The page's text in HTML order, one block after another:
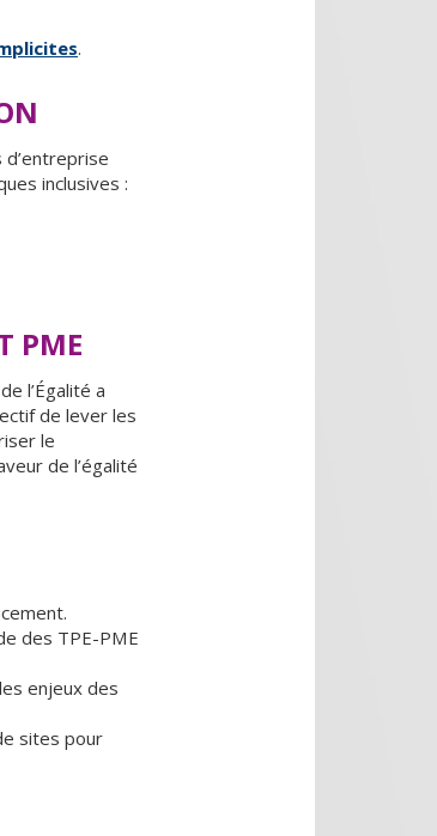
.
d’entreprise
inclusives :
PME
l’Égalité a
de lever les
le
de l’égalité
des TPE-PME
enjeux des
sites pour